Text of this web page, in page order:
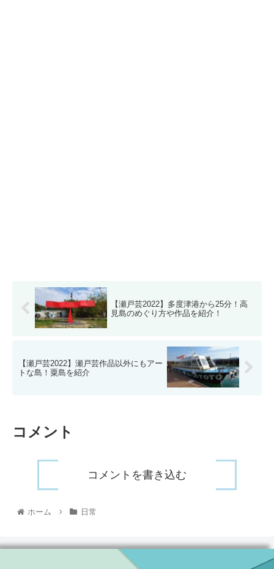
【瀬戸芸2022】多度津港から25分！高
見島のめぐり方や作品を紹介！
【瀬戸芸2022】瀬戸芸作品以外にもアー
トな島！粟島を紹介
コメント
コメントを書き込む
ホーム 日常